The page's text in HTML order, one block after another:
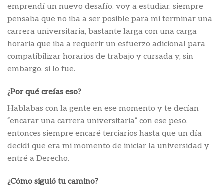
emprendí un nuevo desafío. voy a estudiar. siempre
pensaba que no iba a ser posible para mi terminar una
carrera universitaria, bastante larga con una carga
horaria que iba a requerir un esfuerzo adicional para
compatibilizar horarios de trabajo y cursada y, sin
embargo, si lo fue.
¿Por qué creías eso?
Hablabas con la gente en ese momento y te decían
“encarar una carrera universitaria” con ese peso,
entonces siempre encaré terciarios hasta que un día
decidí que era mi momento de iniciar la universidad y
entré a Derecho.
¿Cómo siguió tu camino?